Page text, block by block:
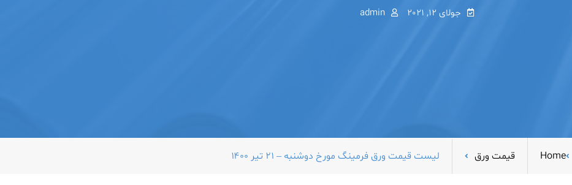
جولای 12, 2021 admin
Home قیمت ورق لیست قیمت ورق فرمینگ مورخ دوشنبه – ۲۱ تیر ۱۴۰۰